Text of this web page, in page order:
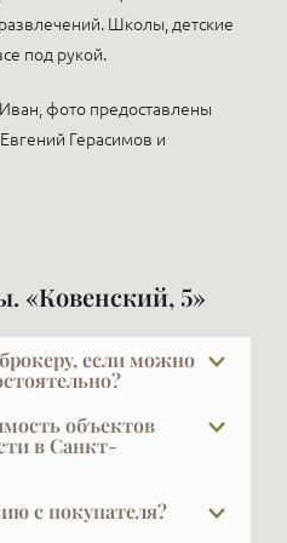
Школы, детские
под рукой.
фото предоставлены
Герасимов и
«Ковенский, 5»
если можно
компании
50–75% квартир. Мы
почему так много, — но
огромное количество
объектов
в Санкт-
место и ещё раз
уникальные
с покупателя?